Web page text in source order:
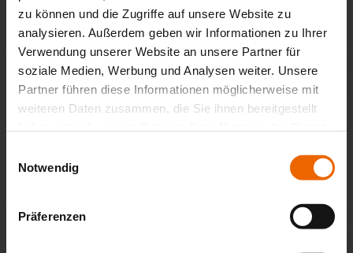
zu können und die Zugriffe auf unsere Website zu
analysieren. Außerdem geben wir Informationen zu Ihrer
Verwendung unserer Website an unsere Partner für
soziale Medien, Werbung und Analysen weiter. Unsere
Partner führen diese Informationen möglicherweise mit
weiteren Daten zusammen, die Sie ihnen bereitgestellt
Notwendig
Präferenzen
Das könnte Sie auch interessieren